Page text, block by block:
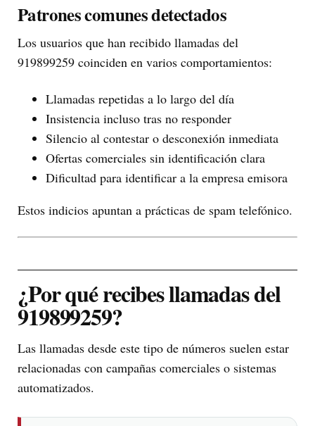
Patrones comunes detectados
Los usuarios que han recibido llamadas del
919899259 coinciden en varios comportamientos:
Llamadas repetidas a lo largo del día
Insistencia incluso tras no responder
Silencio al contestar o desconexión inmediata
Ofertas comerciales sin identificación clara
Dificultad para identificar a la empresa emisora
Estos indicios apuntan a prácticas de spam telefónico.
¿Por qué recibes llamadas del
919899259?
Las llamadas desde este tipo de números suelen estar
relacionadas con campañas comerciales o sistemas
automatizados.